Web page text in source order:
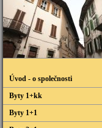
Úvod - o společnosti
Byty 1+kk
Byty 1+1